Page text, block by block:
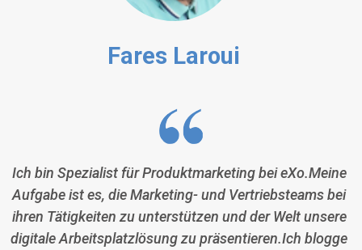
Fares Laroui
Ich bin Spezialist für Produktmarketing bei eXo.Meine
Aufgabe ist es, die Marketing- und Vertriebsteams bei
ihren Tätigkeiten zu unterstützen und der Welt unsere
digitale Arbeitsplatzlösung zu präsentieren.Ich blogge